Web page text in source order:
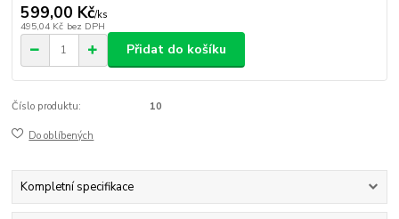
599,00 Kč/ks
495,04 Kč bez DPH
Přidat do košíku
Číslo produktu: 10
Do oblíbených
Kompletní specifikace